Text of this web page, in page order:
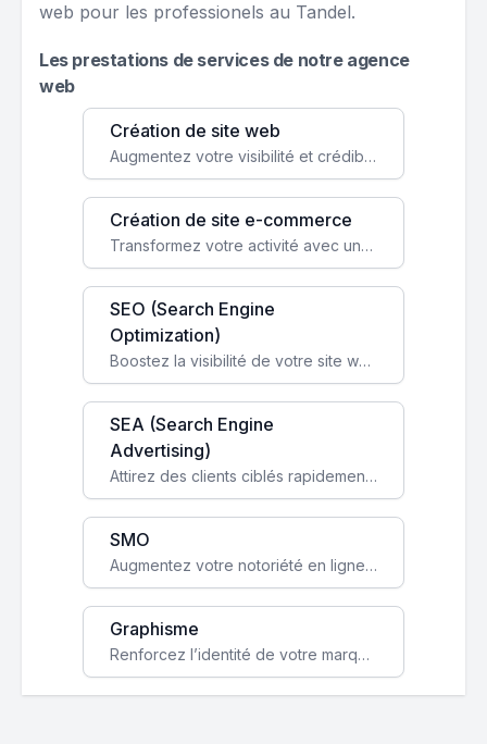
web pour les professionels au Tandel.
Les prestations de services de notre agence
web
Création de site web
Augmentez votre visibilité et crédibilité en ligne avec un site web performant, conçu pour attirer plus de clients.
Création de site e-commerce
Transformez votre activité avec une boutique en ligne, accessible à l'échelle mondiale 24/7.
SEO (Search Engine
Optimization)
Boostez la visibilité de votre site web sur Google et attirez du trafic qualifié grâce à nos stratégies SEO.
SEA (Search Engine
Advertising)
Attirez des clients ciblés rapidement avec des campagnes publicitaires payantes optimisées pour vos objectifs.
SMO
Augmentez votre notoriété en ligne et stimulez la croissance de votre entreprise grâce à une stratégie sociale sur mesure.
Graphisme
Renforcez l’identité de votre marque avec un design unique qui capte l’attention et engage vos clients.